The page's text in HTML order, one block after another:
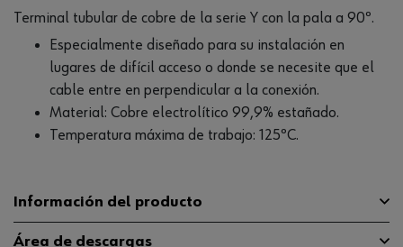
Terminal tubular de cobre de la serie Y con la pala a 90º.
Especialmente diseñado para su instalación en
lugares de difícil acceso o donde se necesite que el
cable entre en perpendicular a la conexión.
Material: Cobre electrolítico 99,9% estañado.
Temperatura máxima de trabajo: 125ºC.
Información del producto
Área de descargas